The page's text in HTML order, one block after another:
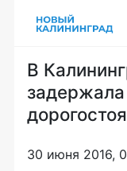
В
30 июня 2016,